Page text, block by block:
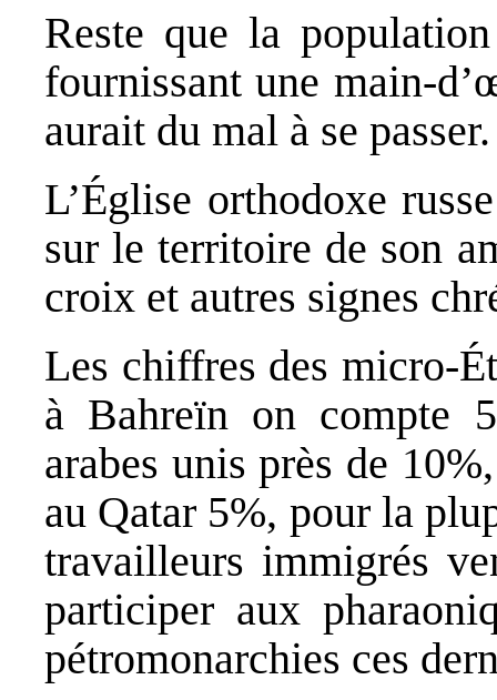
Reste que la
fournissant une
aurait du mal à se passer.
L’Église orthodoxe
sur le territoire de son
croix et autres signes
Les chiffres des
à Bahreïn on compte
arabes unis près de
au Qatar 5%, pour la
travailleurs immigrés
participer aux
pétromonarchies ces